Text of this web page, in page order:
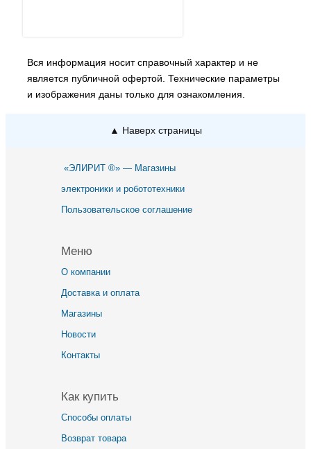
Вся информация носит справочный характер и не
является публичной офертой. Технические параметры
и изображения даны только для ознакомления.
▲ Наверх страницы
«ЭЛИРИТ ®» — Магазины
электроники и робототехники
Пользовательское соглашение
Меню
О компании
Доставка и оплата
Магазины
Новости
Контакты
Как купить
Способы оплаты
Возврат товара